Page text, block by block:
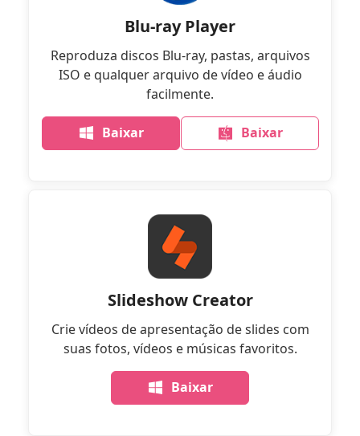
Blu-ray Player
Reproduza discos Blu-ray, pastas, arquivos
ISO e qualquer arquivo de vídeo e áudio
facilmente.
Baixar Baixar
Slideshow Creator
Crie vídeos de apresentação de slides com
suas fotos, vídeos e músicas favoritos.
Baixar